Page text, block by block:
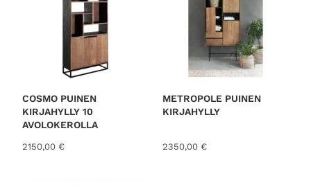
COSMO PUINEN
KIRJAHYLLY 10
AVOLOKEROLLA
2150,00 €
METROPOLE PUINEN
KIRJAHYLLY
2350,00 €